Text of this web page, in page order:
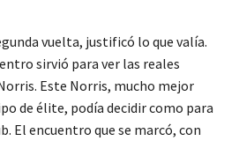
vuelta, justificó lo que valía.
sirvió para ver las reales
Este Norris, mucho mejor
de élite, podía decidir como para
El encuentro que se marcó, con